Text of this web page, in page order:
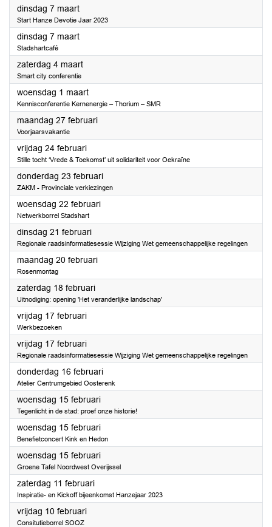
dinsdag 7 maart2023
Start Hanze Devotie Jaar 2023
dinsdag 7 maart2023
Stadshartcafé
zaterdag 4 maart2023
Smart city conferentie
woensdag 1 maart2023
Kennisconferentie Kernenergie – Thorium – SMR
maandag 27 februari2023
Voorjaarsvakantie
vrijdag 24 februari2023
Stille tocht ‘Vrede & Toekomst’ uit solidariteit voor Oekraïne
donderdag 23 februari2023
ZAKM - Provinciale verkiezingen
woensdag 22 februari2023
Netwerkborrel Stadshart
dinsdag 21 februari2023
Regionale raadsinformatiesessie Wijziging Wet gemeenschappelijke regelingen
maandag 20 februari2023
Rosenmontag
zaterdag 18 februari2023
Uitnodiging: opening 'Het veranderlijke landschap'
vrijdag 17 februari2023
Werkbezoeken
vrijdag 17 februari2023
Regionale raadsinformatiesessie Wijziging Wet gemeenschappelijke regelingen
donderdag 16 februari2023
Atelier Centrumgebied Oosterenk
woensdag 15 februari2023
Tegenlicht in de stad: proef onze historie!
woensdag 15 februari2023
Benefietconcert Kink en Hedon
woensdag 15 februari2023
Groene Tafel Noordwest Overijssel
zaterdag 11 februari2023
Inspiratie- en Kickoff bijeenkomst Hanzejaar 2023
vrijdag 10 februari2023
Consitutieborrel SOOZ